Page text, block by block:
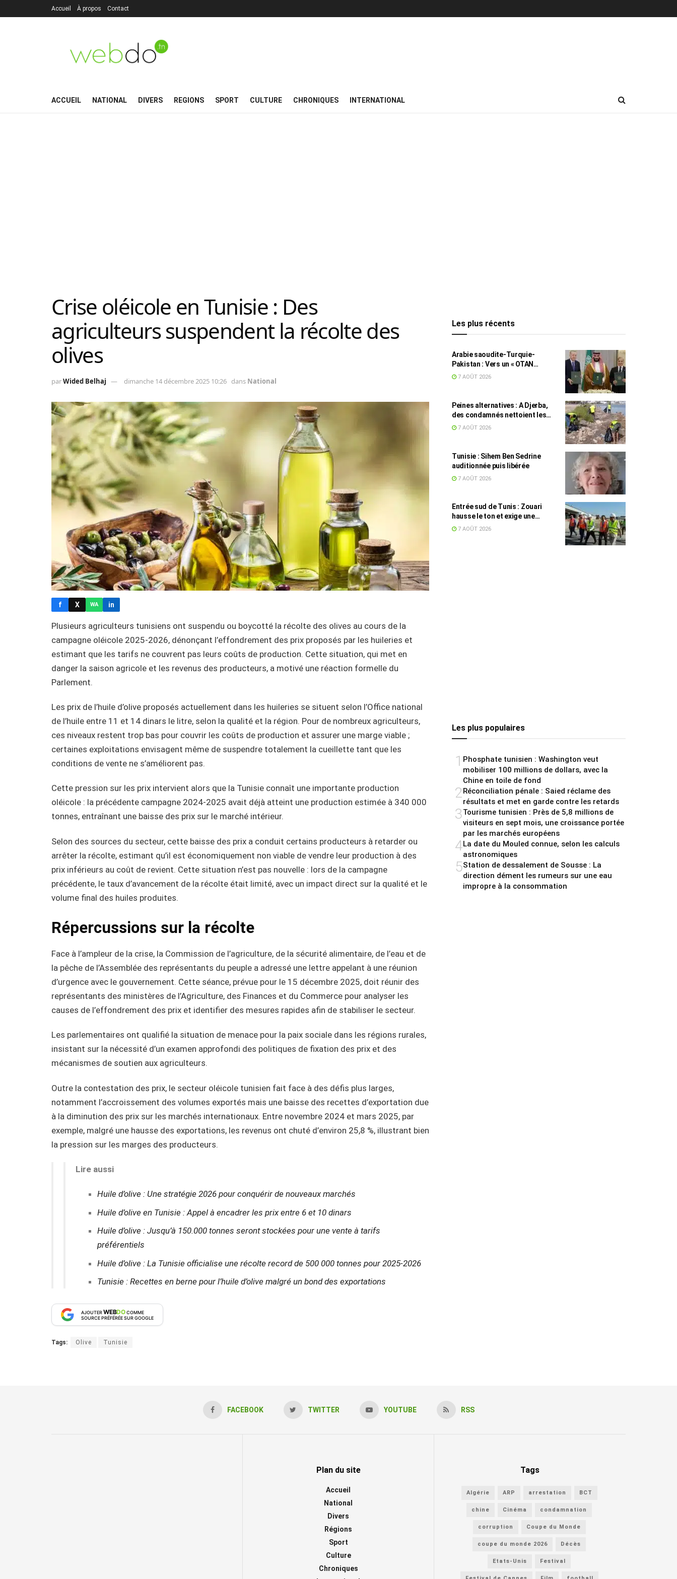
Accueil À propos Contact
ACCUEIL NATIONAL DIVERS REGIONS SPORT CULTURE CHRONIQUES INTERNATIONAL
Crise oléicole en Tunisie : Des
agriculteurs suspendent la récolte des
olives
parWided Belhaj dimanche 14 décembre 2025 10:26 dans National
f X WA in
Plusieurs agriculteurs tunisiens ont suspendu ou boycotté la récolte des olives au cours de la
campagne oléicole 2025-2026, dénonçant l’effondrement des prix proposés par les huileries et
estimant que les tarifs ne couvrent pas leurs coûts de production. Cette situation, qui met en
danger la saison agricole et les revenus des producteurs, a motivé une réaction formelle du
Parlement.
Les prix de l’huile d’olive proposés actuellement dans les huileries se situent selon l’Office national
de l’huile entre 11 et 14 dinars le litre, selon la qualité et la région. Pour de nombreux agriculteurs,
ces niveaux restent trop bas pour couvrir les coûts de production et assurer une marge viable ;
certaines exploitations envisagent même de suspendre totalement la cueillette tant que les
conditions de vente ne s’améliorent pas.
Cette pression sur les prix intervient alors que la Tunisie connaît une importante production
oléicole : la précédente campagne 2024-2025 avait déjà atteint une production estimée à 340 000
tonnes, entraînant une baisse des prix sur le marché intérieur.
Selon des sources du secteur, cette baisse des prix a conduit certains producteurs à retarder ou
arrêter la récolte, estimant qu’il est économiquement non viable de vendre leur production à des
prix inférieurs au coût de revient. Cette situation n’est pas nouvelle : lors de la campagne
précédente, le taux d’avancement de la récolte était limité, avec un impact direct sur la qualité et le
volume final des huiles produites.
Répercussions sur la récolte
Face à l’ampleur de la crise, la Commission de l’agriculture, de la sécurité alimentaire, de l’eau et de
la pêche de l’Assemblée des représentants du peuple a adressé une lettre appelant à une réunion
d’urgence avec le gouvernement. Cette séance, prévue pour le 15 décembre 2025, doit réunir des
représentants des ministères de l’Agriculture, des Finances et du Commerce pour analyser les
causes de l’effondrement des prix et identifier des mesures rapides afin de stabiliser le secteur.
Les parlementaires ont qualifié la situation de menace pour la paix sociale dans les régions rurales,
insistant sur la nécessité d’un examen approfondi des politiques de fixation des prix et des
mécanismes de soutien aux agriculteurs.
Outre la contestation des prix, le secteur oléicole tunisien fait face à des défis plus larges,
notamment l’accroissement des volumes exportés mais une baisse des recettes d’exportation due
à la diminution des prix sur les marchés internationaux. Entre novembre 2024 et mars 2025, par
exemple, malgré une hausse des exportations, les revenus ont chuté d’environ 25,8 %, illustrant bien
la pression sur les marges des producteurs.
Lire aussi
Huile d’olive : Une stratégie 2026 pour conquérir de nouveaux marchés
Huile d’olive en Tunisie : Appel à encadrer les prix entre 6 et 10 dinars
Huile d’olive : Jusqu’à 150.000 tonnes seront stockées pour une vente à tarifs
préférentiels
Huile d’olive : La Tunisie officialise une récolte record de 500 000 tonnes pour 2025-2026
Tunisie : Recettes en berne pour l’huile d’olive malgré un bond des exportations
AJOUTERWEBDOCOMME
SOURCE PRÉFÉRÉE SUR GOOGLE
Tags: Olive Tunisie
Les plus récents
Arabie saoudite-Turquie-
Pakistan : Vers un « OTAN
islamique » ?
7 AOÛT 2026
Peines alternatives : A Djerba,
des condamnés nettoient les
plages
7 AOÛT 2026
Tunisie : Sihem Ben Sedrine
auditionnée puis libérée
7 AOÛT 2026
Entrée sud de Tunis : Zouari
hausse le ton et exige une
accélération des travaux
7 AOÛT 2026
Les plus populaires
1 Phosphate tunisien : Washington veut
mobiliser 100 millions de dollars, avec la
Chine en toile de fond
2Réconciliation pénale : Saied réclame des
résultats et met en garde contre les retards
3Tourisme tunisien : Près de 5,8 millions de
visiteurs en sept mois, une croissance portée
par les marchés européens
4La date du Mouled connue, selon les calculs
astronomiques
5Station de dessalement de Sousse : La
direction dément les rumeurs sur une eau
impropre à la consommation
FACEBOOK TWITTER YOUTUBE RSS
Plan du site
Accueil
National
Divers
Régions
Sport
Culture
Chroniques
Tags
Algérie ARP arrestation BCT
chine Cinéma condamnation
corruption Coupe du Monde
coupe du monde 2026 Décès
Etats-Unis Festival